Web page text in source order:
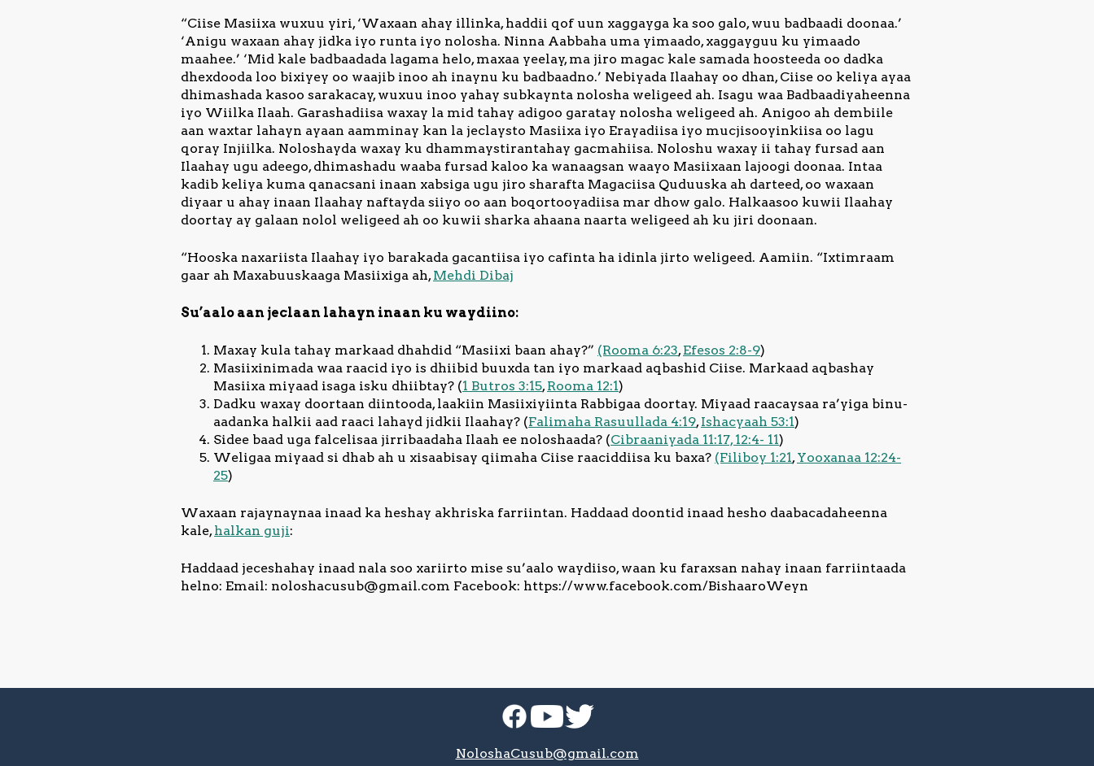
“Ciise Masiixa wuxuu yiri, ‘Waxaan ahay illinka, haddii qof uun xaggayga ka soo galo, wuu badbaadi doonaa.’
‘Anigu waxaan ahay jidka iyo runta iyo nolosha. Ninna Aabbaha uma yimaado, xaggayguu ku yimaado
maahee.’ ‘Mid kale badbaadada lagama helo, maxaa yeelay, ma jiro magac kale samada hoosteeda oo dadka
dhexdooda loo bixiyey oo waajib inoo ah inaynu ku badbaadno.’ Nebiyada Ilaahay oo dhan, Ciise oo keliya ayaa
dhimashada kasoo sarakacay, wuxuu inoo yahay subkaynta nolosha weligeed ah. Isagu waa Badbaadiyaheenna
iyo Wiilka Ilaah. Garashadiisa waxay la mid tahay adigoo garatay nolosha weligeed ah. Anigoo ah dembiile
aan waxtar lahayn ayaan aamminay kan la jeclaysto Masiixa iyo Erayadiisa iyo mucjisooyinkiisa oo lagu
qoray Injiilka. Noloshayda waxay ku dhammaystirantahay gacmahiisa. Noloshu waxay ii tahay fursad aan
Ilaahay ugu adeego, dhimashadu waaba fursad kaloo ka wanaagsan waayo Masiixaan lajoogi doonaa. Intaa
kadib keliya kuma qanacsani inaan xabsiga ugu jiro sharafta Magaciisa Quduuska ah darteed, oo waxaan
diyaar u ahay inaan Ilaahay naftayda siiyo oo aan boqortooyadiisa mar dhow galo. Halkaasoo kuwii Ilaahay
doortay ay galaan nolol weligeed ah oo kuwii sharka ahaana naarta weligeed ah ku jiri doonaan.
“Hooska naxariista Ilaahay iyo barakada gacantiisa iyo cafinta ha idinla jirto weligeed. Aamiin. “Ixtimraam
gaar ah Maxabuuskaaga Masiixiga ah,Mehdi Dibaj
Su’aalo aan jeclaan lahayn inaan ku waydiino:
Maxay kula tahay markaad dhahdid “Masiixi baan ahay?” (Rooma 6:23,Efesos 2:8-9)
Masiixinimada waa raacid iyo is dhiibid buuxda tan iyo markaad aqbashid Ciise. Markaad aqbashay
Masiixa miyaad isaga isku dhiibtay? (1 Butros 3:15,Rooma 12:1)
Dadku waxay doortaan diintooda, laakiin Masiixiyiinta Rabbigaa doortay. Miyaad raacaysaa ra’yiga binu-
aadanka halkii aad raaci lahayd jidkii Ilaahay? (Falimaha Rasuullada 4:19,Ishacyaah 53:1)
Sidee baad uga falcelisaa jirribaadaha Ilaah ee noloshaada? (Cibraaniyada 11:17, 12:4- 11)
Weligaa miyaad si dhab ah u xisaabisay qiimaha Ciise raaciddiisa ku baxa? (Filiboy 1:21,Yooxanaa 12:24-
25)
Waxaan rajaynaynaa inaad ka heshay akhriska farriintan. Haddaad doontid inaad hesho daabacadaheenna
kale,halkan guji:
Haddaad jeceshahay inaad nala soo xariirto mise su’aalo waydiiso, waan ku faraxsan nahay inaan farriintaada
helno: Email: noloshacusub@gmail.com Facebook: https://www.facebook.com/BishaaroWeyn
NoloshaCusub@gmail.com